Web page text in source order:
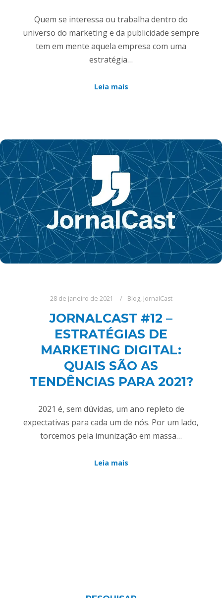
Quem se interessa ou trabalha dentro do
universo do marketing e da publicidade sempre
tem em mente aquela empresa com uma
estratégia…
Leia mais
28 de janeiro de 2021 Blog, JornalCast
JORNALCAST #12 –
ESTRATÉGIAS DE
MARKETING DIGITAL:
QUAIS SÃO AS
TENDÊNCIAS PARA 2021?
2021 é, sem dúvidas, um ano repleto de
expectativas para cada um de nós. Por um lado,
torcemos pela imunização em massa…
Leia mais